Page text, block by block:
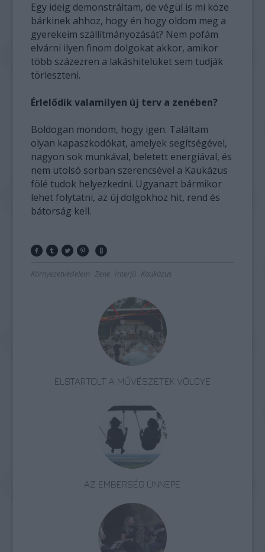
Egy ideig demonstráltam, de végül is mi köze
bárkinek ahhoz, hogy én hogy oldom meg a
gyerekeim szállítmányozását? Nem pofám
elvárni ilyen finom dolgokat akkor, amikor
több százezren a lakáshitelüket sem tudják
törleszteni.
Érlelődik valamilyen új terv a zenében?
Boldogan mondom, hogy igen. Találtam
olyan kapaszkodókat, amelyek segítségével,
nagyon sok munkával, beletett energiával, és
nem utolsó sorban szerencsével a Kaukázus
fölé tudok helyezkedni. Ugyanazt bármikor
lehet folytatni, az új dolgokhoz hit, rend és
bátorság kell.
Környezetvédelem Zene Interjú Kaukázus
ELSTARTOLT A MŰVÉSZETEK VÖLGYE
AZ EMBERSÉG ÜNNEPE